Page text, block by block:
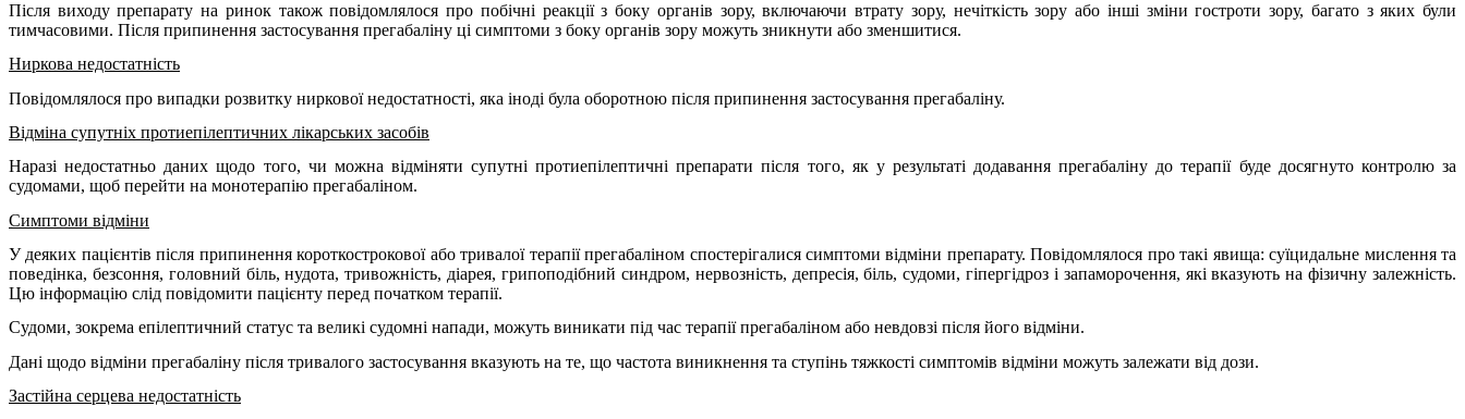
Після виходу препарату на ринок також повідомлялося про побічні реакції з боку органів зору, включаючи втрату зору, нечіткість зору або інші зміни гостроти зору, багато з яких були
тимчасовими. Після припинення застосування прегабаліну ці симптоми з боку органів зору можуть зникнути або зменшитися.
Ниркова недостатність
Повідомлялося про випадки розвитку ниркової недостатності, яка іноді була оборотною після припинення застосування прегабаліну.
Відміна супутніх протиепілептичних лікарських засобів
Наразі недостатньо даних щодо того, чи можна відміняти супутні протиепілептичні препарати після того, як у результаті додавання прегабаліну до терапії буде досягнуто контролю за
судомами, щоб перейти на монотерапію прегабаліном.
Симптоми відміни
У деяких пацієнтів після припинення короткострокової або тривалої терапії прегабаліном спостерігалися симптоми відміни препарату. Повідомлялося про такі явища: cуїцидальне мислення та
поведінка, безсоння, головний біль, нудота, тривожність, діарея, грипоподібний синдром, нервозність, депресія, біль, судоми, гіпергідроз і запаморочення, які вказують на фізичну залежність.
Цю інформацію слід повідомити пацієнту перед початком терапії.
Судоми, зокрема епілептичний статус та великі судомні напади, можуть виникати під час терапії прегабаліном або невдовзі після його відміни.
Дані щодо відміни прегабаліну після тривалого застосування вказують на те, що частота виникнення та ступінь тяжкості симптомів відміни можуть залежати від дози.
Застійна серцева недостатність